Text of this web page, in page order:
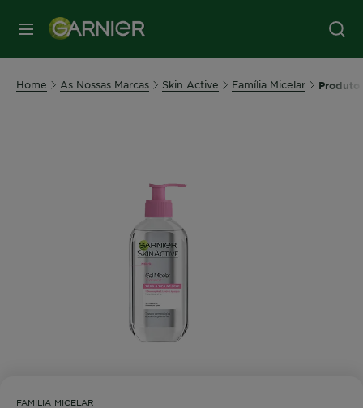
MENU
Home As Nossas Marcas Skin Active Família Micelar Produto
FAMILIA MICELAR